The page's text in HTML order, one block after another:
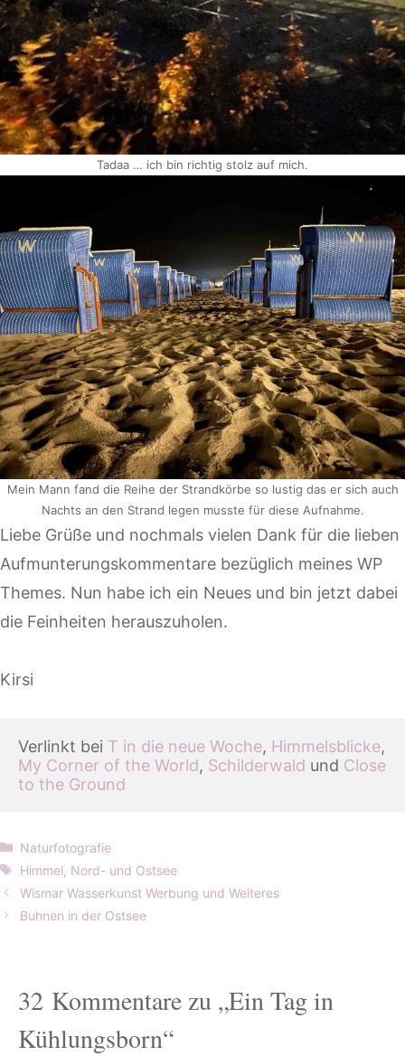
Tadaa … ich bin richtig stolz auf mich.
Mein Mann fand die Reihe der Strandkörbe so lustig das er sich auch
Nachts an den Strand legen musste für diese Aufnahme.
Liebe Grüße und nochmals vielen Dank für die lieben
Aufmunterungskommentare bezüglich meines WP
Themes. Nun habe ich ein Neues und bin jetzt dabei
die Feinheiten herauszuholen.
Kirsi
Verlinkt bei T in die neue Woche, Himmelsblicke
My Corner of the World, Schilderwald und Close
to the Ground
Kategorien
Naturfotografie
Schlagwörter
Himmel, Nord- und Ostsee
Wismar Wasserkunst Werbung und Weiteres
Buhnen in der Ostsee
32 Kommentare zu „Ein Tag in
Kühlungsborn“